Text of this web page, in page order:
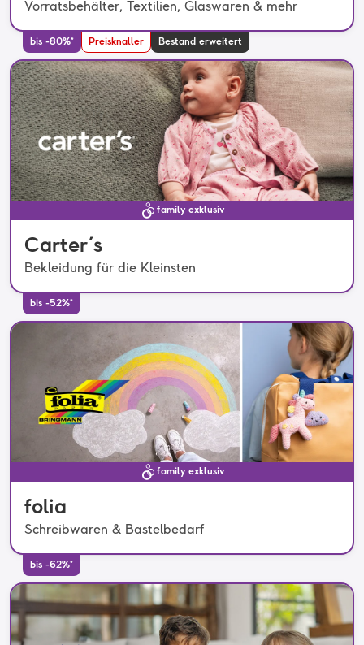
Vorratsbehälter, Textilien, Glaswaren & mehr
bis -80%* Preisknaller Bestand erweitert
family exklusiv
Carter´s
Bekleidung für die Kleinsten
bis -52%*
family exklusiv
folia
Schreibwaren & Bastelbedarf
bis -62%*